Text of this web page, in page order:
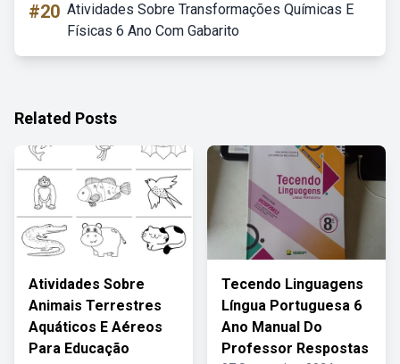
#20 Atividades Sobre Transformações Químicas E
Físicas 6 Ano Com Gabarito
Related Posts
Atividades Sobre
Animais Terrestres
Aquáticos E Aéreos
Para Educação
Tecendo Linguagens
Língua Portuguesa 6
Ano Manual Do
Professor Respostas